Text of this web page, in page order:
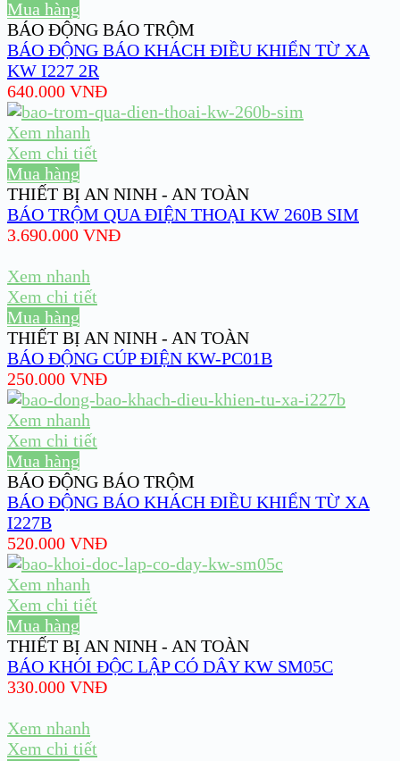
Mua hàng
BÁO ĐỘNG BÁO TRỘM
BÁO ĐỘNG BÁO KHÁCH ĐIỀU KHIỂN TỪ XA
KW I227 2R
640.000 VNĐ
Xem nhanh
Xem chi tiết
Mua hàng
THIẾT BỊ AN NINH - AN TOÀN
BÁO TRỘM QUA ĐIỆN THOẠI KW 260B SIM
3.690.000 VNĐ
Xem nhanh
Xem chi tiết
Mua hàng
THIẾT BỊ AN NINH - AN TOÀN
BÁO ĐỘNG CÚP ĐIỆN KW-PC01B
250.000 VNĐ
Xem nhanh
Xem chi tiết
Mua hàng
BÁO ĐỘNG BÁO TRỘM
BÁO ĐỘNG BÁO KHÁCH ĐIỀU KHIỂN TỪ XA
I227B
520.000 VNĐ
Xem nhanh
Xem chi tiết
Mua hàng
THIẾT BỊ AN NINH - AN TOÀN
BÁO KHÓI ĐỘC LẬP CÓ DÂY KW SM05C
330.000 VNĐ
Xem nhanh
Xem chi tiết